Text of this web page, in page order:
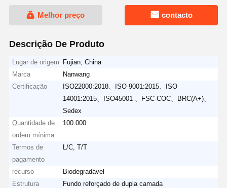
Melhor preço contacto
Descrição De Produto
Lugar de origem
Fujian, China
Marca
Nanwang
Certificação
ISO22000:2018、ISO 9001:2015、ISO
14001:2015、ISO45001 、FSC-COC、BRC(A+)、
Sedex
Quantidade de
ordem mínima
100.000
Termos de
pagamento
L/C, T/T
recurso
Biodegradável
Estrutura
Fundo reforçado de dupla camada